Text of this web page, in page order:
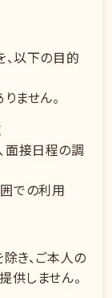
以下の目的
ません。
面接日程の調
での利用
き、ご本人の
しません。